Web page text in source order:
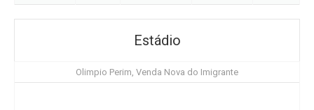
Estádio
Olimpio Perim, Venda Nova do Imigrante